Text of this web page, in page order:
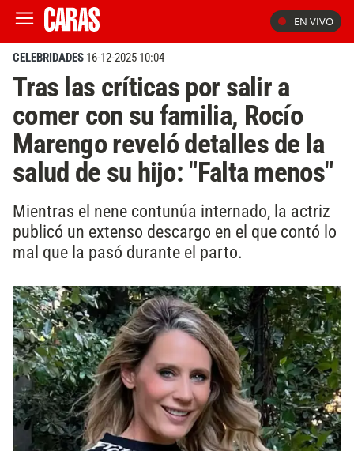
EN VIVO
CELEBRIDADES 16-12-2025 10:04
Tras las críticas por salir a
comer con su familia, Rocío
Marengo reveló detalles de la
salud de su hijo: "Falta menos"
Mientras el nene contunúa internado, la actriz
publicó un extenso descargo en el que contó lo
mal que la pasó durante el parto.